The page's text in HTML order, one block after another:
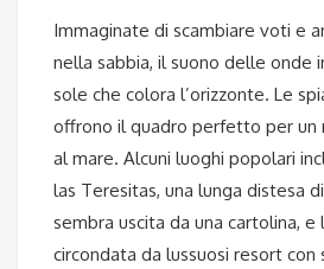
Immaginate di scambiare voti e
nella sabbia, il suono delle onde
sole che colora l’orizzonte. Le
offrono il quadro perfetto per un
al mare. Alcuni luoghi popolari
las Teresitas, una lunga distesa
sembra uscita da una cartolina, e
circondata da lussuosi resort con